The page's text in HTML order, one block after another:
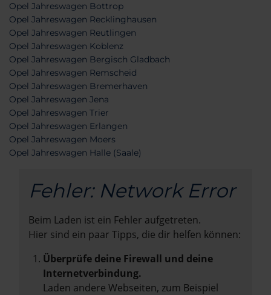
Opel Jahreswagen Bottrop
Opel Jahreswagen Recklinghausen
Opel Jahreswagen Reutlingen
Opel Jahreswagen Koblenz
Opel Jahreswagen Bergisch Gladbach
Opel Jahreswagen Remscheid
Opel Jahreswagen Bremerhaven
Opel Jahreswagen Jena
Opel Jahreswagen Trier
Opel Jahreswagen Erlangen
Opel Jahreswagen Moers
Opel Jahreswagen Halle (Saale)
Fehler: Network Error
Beim Laden ist ein Fehler aufgetreten.
Hier sind ein paar Tipps, die dir helfen können:
Überprüfe deine Firewall und deine
Internetverbindung.
Laden andere Webseiten, zum Beispiel